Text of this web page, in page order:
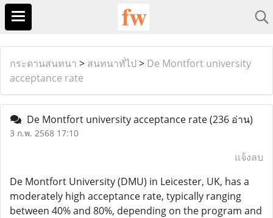
กระดานสนทนา > สนทนาทั่ไป > De Montfort university
acceptance rate
De Montfort university acceptance rate(236 อ่าน)
3 ก.พ. 2568 17:10
แจ้งลบ
De Montfort University (DMU) in Leicester, UK, has a
moderately high acceptance rate, typically ranging
between 40% and 80%, depending on the program and